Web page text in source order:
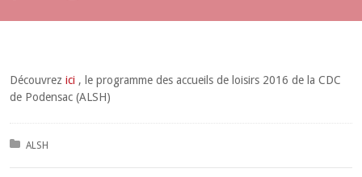
Découvrezici , le programme des accueils de loisirs 2016 de la CDC
de Podensac (ALSH)
Posted in:
ALSH